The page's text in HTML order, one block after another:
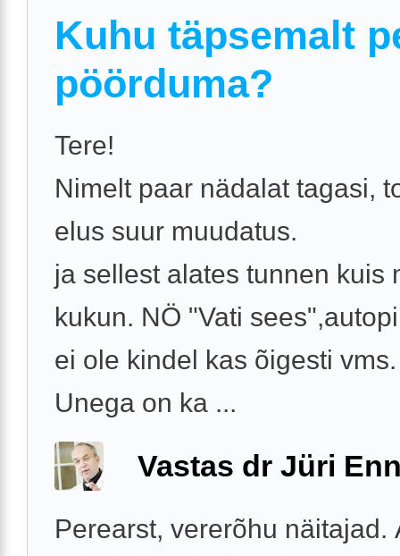
Kuhu täpsemalt
pöörduma?
Tere!
Nimelt paar nädalat tagasi,
elus suur muudatus.
ja sellest alates tunnen kuis
kukun. NÖ "Vati
ei ole kindel kas õigesti vms.
Unega on ka ...
Vastas dr Jüri
Perearst, vererõhu näitajad.